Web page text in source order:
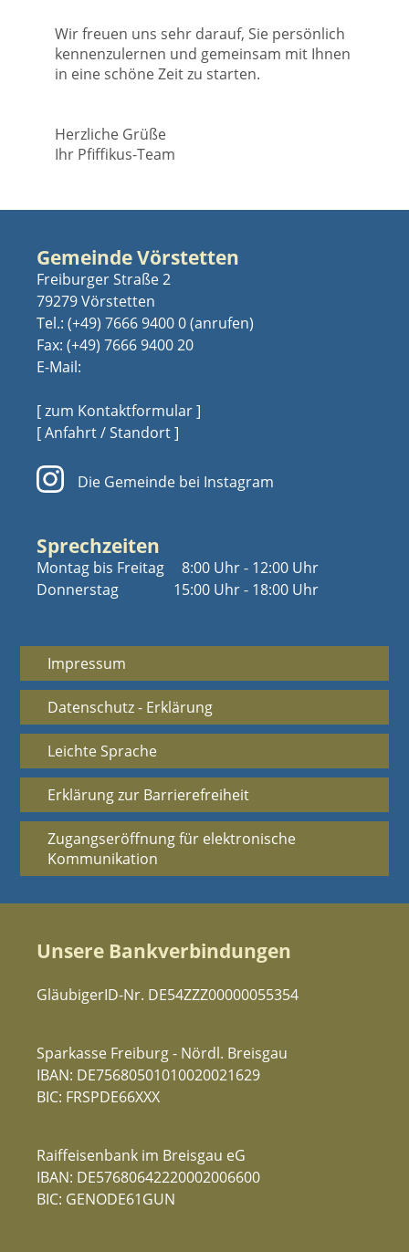
Wir freuen uns sehr darauf, Sie persönlich
kennenzulernen und gemeinsam mit Ihnen
in eine schöne Zeit zu starten.
Herzliche Grüße
Ihr Pfiffikus-Team
Gemeinde Vörstetten
Freiburger Straße 2
79279 Vörstetten
Tel.: (+49) 7666 9400 0
Fax: (+49) 7666 9400 20
E-Mail:
[ zum Kontaktformular ]
[ Anfahrt / Standort ]
Die Gemeinde bei Instagram
Sprechzeiten
Montag bis Freitag
Donnerstag
8:00 Uhr - 12:00 Uhr
15:00 Uhr - 18:00 Uhr
Impressum
Datenschutz - Erklärung
Leichte Sprache
Erklärung zur Barrierefreiheit
Zugangseröffnung für elektronische
Kommunikation
Unsere Bankverbindungen
GläubigerID-Nr. DE54ZZZ00000055354
Sparkasse Freiburg - Nördl. Breisgau
IBAN: DE75680501010020021629
BIC: FRSPDE66XXX
Raiffeisenbank im Breisgau eG
IBAN: DE57680642220002006600
BIC: GENODE61GUN